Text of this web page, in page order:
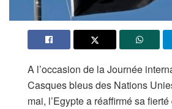
A l’occasion de la Journée
Casques bleus des Nations
mai, l’Egypte a réaffirmé sa